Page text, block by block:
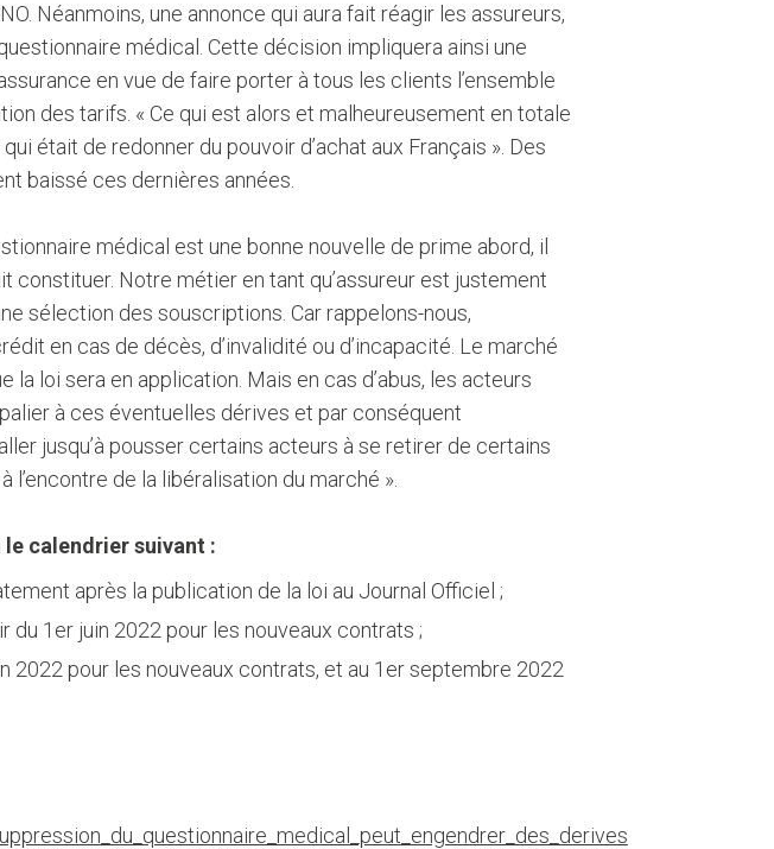
Néanmoins, une annonce qui aura fait réagir les assureurs,
médical. Cette décision impliquera ainsi une
en vue de faire porter à tous les clients l’ensemble
des tarifs. « Ce qui est alors et malheureusement en totale
était de redonner du pouvoir d’achat aux Français ». Des
baissé ces dernières années.
médical est une bonne nouvelle de prime abord, il
constituer. Notre métier en tant qu’assureur est justement
sélection des souscriptions. Car rappelons-nous,
en cas de décès, d’invalidité ou d’incapacité. Le marché
loi sera en application. Mais en cas d’abus, les acteurs
à ces éventuelles dérives et par conséquent
jusqu’à pousser certains acteurs à se retirer de certains
de la libéralisation du marché ».
calendrier suivant :
après la publication de la loi au Journal Officiel ;
du 1er juin 2022 pour les nouveaux contrats ;
2022 pour les nouveaux contrats, et au 1er septembre 2022